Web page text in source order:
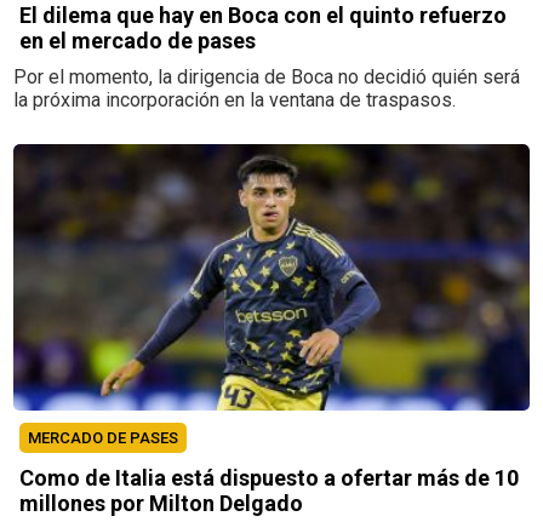
El dilema que hay en Boca con el quinto refuerzo
en el mercado de pases
Por el momento, la dirigencia de Boca no decidió quién será
la próxima incorporación en la ventana de traspasos.
MERCADO DE PASES
Como de Italia está dispuesto a ofertar más de 10
millones por Milton Delgado